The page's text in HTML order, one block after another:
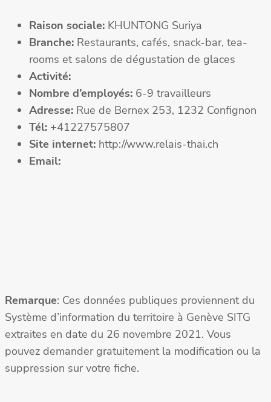
Raison sociale: KHUNTONG Suriya
Branche: Restaurants, cafés, snack-bar, tea-
rooms et salons de dégustation de glaces
Activité:
Nombre d’employés: 6-9 travailleurs
Adresse: Rue de Bernex 253, 1232 Confignon
Tél: +41227575807
Site internet: http://www.relais-thai.ch
Email:
Remarque: Ces données publiques proviennent du
Système d’information du territoire à Genève SITG
extraites en date du 26 novembre 2021. Vous
pouvez demander gratuitement la modification ou la
suppression sur votre fiche.